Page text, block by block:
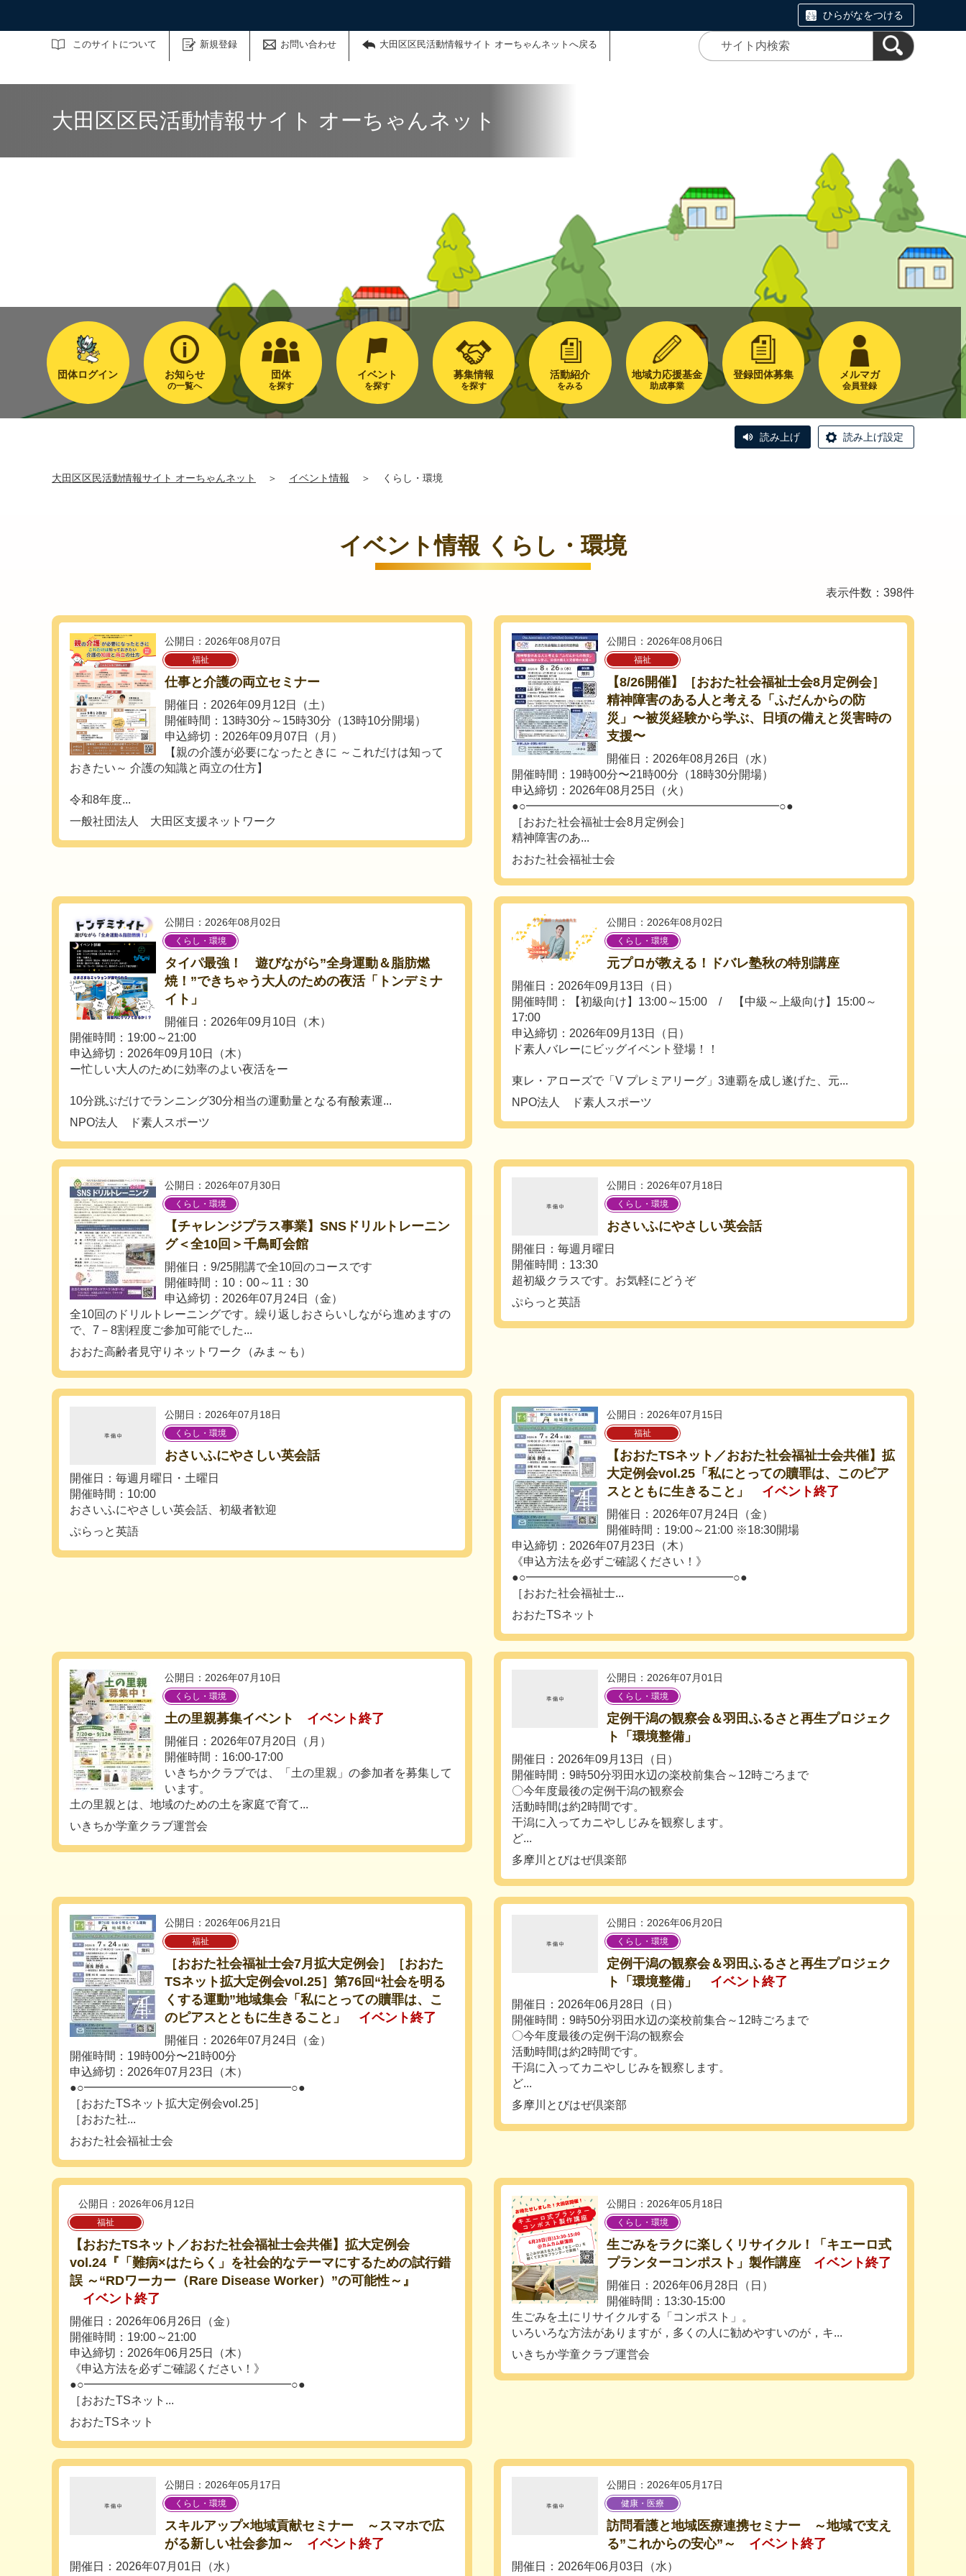
ひらがなをつける
このサイトについて 新規登録 お問い合わせ 大田区区民活動情報サイト オーちゃんネットへ戻る
サイト内検索
大田区区民活動情報サイト オーちゃんネット
団体ログイン お知らせ
の一覧へ
団体
を探す
イベント
を探す
募集情報
を探す
活動紹介
をみる
地域力応援基金
助成事業
登録団体募集 メルマガ
会員登録
読み上げ 読み上げ設定
大田区区民活動情報サイト オーちゃんネット ＞ イベント情報 ＞ くらし・環境
イベント情報 くらし・環境
表示件数：398件
公開日：2026年08月07日
福祉
仕事と介護の両立セミナー
開催日：2026年09月12日（土）
開催時間：13時30分～15時30分（13時10分開場）
申込締切：2026年09月07日（月）
【親の介護が必要になったときに ～これだけは知って
おきたい～ 介護の知識と両立の仕方】
令和8年度...
一般社団法人 大田区支援ネットワーク
公開日：2026年08月06日
福祉
【8/26開催】［おおた社会福祉士会8月定例会］
精神障害のある人と考える「ふだんからの防
災」〜被災経験から学ぶ、日頃の備えと災害時の
支援〜
開催日：2026年08月26日（水）
開催時間：19時00分〜21時00分（18時30分開場）
申込締切：2026年08月25日（火）
●○━━━━━━━━━━━━━━━━━━━━━━○●
［おおた社会福祉士会8月定例会］
精神障害のあ...
おおた社会福祉士会
公開日：2026年08月02日
くらし・環境
タイパ最強！ 遊びながら”全身運動＆脂肪燃
焼！”できちゃう大人のための夜活「トンデミナ
イト」
開催日：2026年09月10日（木）
開催時間：19:00～21:00
申込締切：2026年09月10日（木）
ー忙しい大人のために効率のよい夜活をー
10分跳ぶだけでランニング30分相当の運動量となる有酸素運...
NPO法人 ド素人スポーツ
公開日：2026年08月02日
くらし・環境
元プロが教える！ドバレ塾秋の特別講座
開催日：2026年09月13日（日）
開催時間：【初級向け】13:00～15:00 / 【中級～上級向け】15:00～
17:00
申込締切：2026年09月13日（日）
ド素人バレーにビッグイベント登場！！
東レ・アローズで「V プレミアリーグ」3連覇を成し遂げた、元...
NPO法人 ド素人スポーツ
公開日：2026年07月30日
くらし・環境
【チャレンジプラス事業】SNSドリルトレーニン
グ＜全10回＞千鳥町会館
開催日：9/25開講で全10回のコースです
開催時間：10：00～11：30
申込締切：2026年07月24日（金）
全10回のドリルトレーニングです。繰り返しおさらいしながら進めますの
で、7－8割程度ご参加可能でした...
おおた高齢者見守りネットワーク（みま～も）
公開日：2026年07月18日
くらし・環境
おさいふにやさしい英会話
開催日：毎週月曜日
開催時間：13:30
超初級クラスです。お気軽にどうぞ
ぷらっと英語
公開日：2026年07月18日
くらし・環境
おさいふにやさしい英会話
開催日：毎週月曜日・土曜日
開催時間：10:00
おさいふにやさしい英会話、初級者歓迎
ぷらっと英語
公開日：2026年07月15日
福祉
【おおたTSネット／おおた社会福祉士会共催】拡
大定例会vol.25「私にとっての贖罪は、このピア
スとともに生きること」
イベント終了
開催日：2026年07月24日（金）
開催時間：19:00～21:00 ※18:30開場
申込締切：2026年07月23日（木）
《申込方法を必ずご確認ください！》
●○━━━━━━━━━━━━━━━━━━○●
［おおた社会福祉士...
おおたTSネット
公開日：2026年07月10日
くらし・環境
土の里親募集イベント イベント終了
開催日：2026年07月20日（月）
開催時間：16:00-17:00
いきちかクラブでは、「土の里親」の参加者を募集して
います。
土の里親とは、地域のための土を家庭で育て...
いきちか学童クラブ運営会
公開日：2026年07月01日
くらし・環境
定例干潟の観察会＆羽田ふるさと再生プロジェク
ト「環境整備」
開催日：2026年09月13日（日）
開催時間：9時50分羽田水辺の楽校前集合～12時ごろまで
〇今年度最後の定例干潟の観察会
活動時間は約2時間です。
干潟に入ってカニやしじみを観察します。
ど...
多摩川とびはぜ倶楽部
公開日：2026年06月21日
福祉
［おおた社会福祉士会7月拡大定例会］［おおた
TSネット拡大定例会vol.25］第76回“社会を明る
くする運動”地域集会「私にとっての贖罪は、こ
のピアスとともに生きること」
イベント終了
開催日：2026年07月24日（金）
開催時間：19時00分〜21時00分
申込締切：2026年07月23日（木）
●○━━━━━━━━━━━━━━━━━━○●
［おおたTSネット拡大定例会vol.25］
［おおた社...
おおた社会福祉士会
公開日：2026年06月20日
くらし・環境
定例干潟の観察会＆羽田ふるさと再生プロジェク
ト「環境整備」
イベント終了
開催日：2026年06月28日（日）
開催時間：9時50分羽田水辺の楽校前集合～12時ごろまで
〇今年度最後の定例干潟の観察会
活動時間は約2時間です。
干潟に入ってカニやしじみを観察します。
ど...
多摩川とびはぜ倶楽部
公開日：2026年06月12日
福祉
【おおたTSネット／おおた社会福祉士会共催】拡大定例会
vol.24『「難病×はたらく」を社会的なテーマにするための試行錯
誤 ～“RDワーカー（Rare Disease Worker）”の可能性～』
イベント終了
開催日：2026年06月26日（金）
開催時間：19:00～21:00
申込締切：2026年06月25日（木）
《申込方法を必ずご確認ください！》
●○━━━━━━━━━━━━━━━━━━○●
［おおたTSネット...
おおたTSネット
公開日：2026年05月18日
くらし・環境
生ごみをラクに楽しくリサイクル！「キエーロ式
プランターコンポスト」製作講座
イベント終了
開催日：2026年06月28日（日）
開催時間：13:30-15:00
生ごみを土にリサイクルする「コンポスト」。
いろいろな方法がありますが，多くの人に勧めやすいのが，キ...
いきちか学童クラブ運営会
公開日：2026年05月17日
くらし・環境
スキルアップ×地域貢献セミナー ～スマホで広
がる新しい社会参加～
イベント終了
開催日：2026年07月01日（水）
公開日：2026年05月17日
健康・医療
訪問看護と地域医療連携セミナー ～地域で支え
る”これからの安心”～
イベント終了
開催日：2026年06月03日（水）